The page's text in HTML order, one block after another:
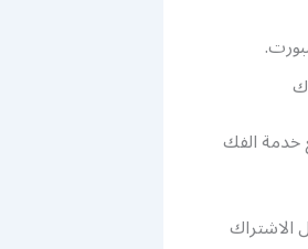
خدمة الفك
تفعيل الاشتراك